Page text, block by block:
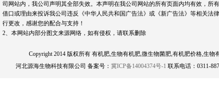
司网站内，我公司声明其全部失效。本声明在我公司网站的所有页面内均有效，
借口或理由来投诉我公司违反《中华人民共和国广告法》或《新广告法》等相关
行更改，感谢您的配合与支持！
2、本网站内部分图文来源网络，如有侵权，请联系删除
Copyright 2014 版权所有 有机肥,生物有机肥,微生物菌肥,有机肥价格,生
河北源海生物科技有限公司 备案号： 冀ICP备14004374号-1 联系电话：0311-